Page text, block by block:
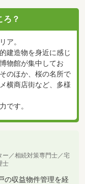
ろ？
ア。
建造物を身近に感じ
物館が集中してお
のほか、桜の名所で
横商店街など、多様
です。
／相続対策専門士／宅
士
の収益物件管理を経